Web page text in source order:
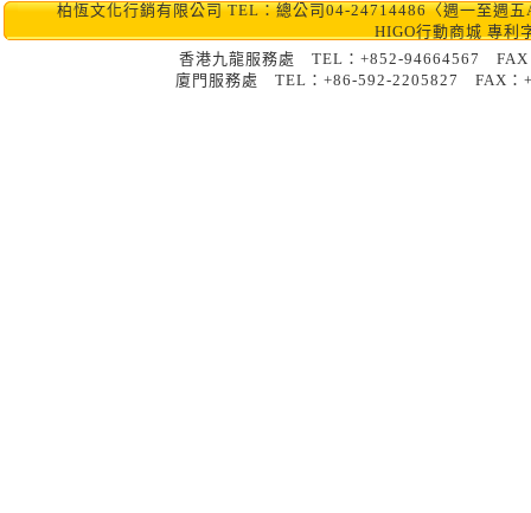
柏恆文化行銷有限公司 TEL：總公司04-24714486〈週一至週
HIGO行動商城 專利
香港九龍服務處 TEL：+852-94664567
廈門服務處 TEL：+86-592-2205827 FAX